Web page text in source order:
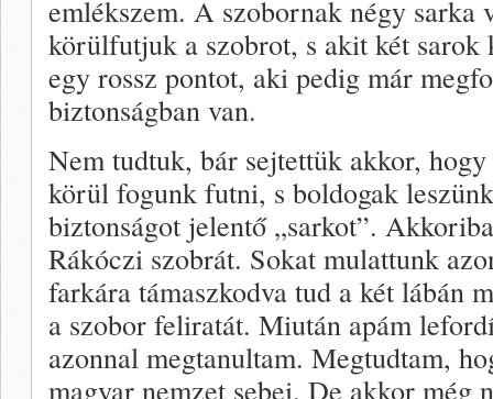
emlékszem. A szobornak négy
körülfutjuk a szobrot, s akit két
egy rossz pontot, aki pedig már
biztonságban van.
Nem tudtuk, bár sejtettük akkor,
körül fogunk futni, s boldogak
biztonságot jelentő „sarkot”.
Rákóczi szobrát. Sokat mulattunk
farkára támaszkodva tud a két lábán
a szobor feliratát. Miután apám
azonnal megtanultam. Megtudtam,
magyar nemzet sebei. De akkor még